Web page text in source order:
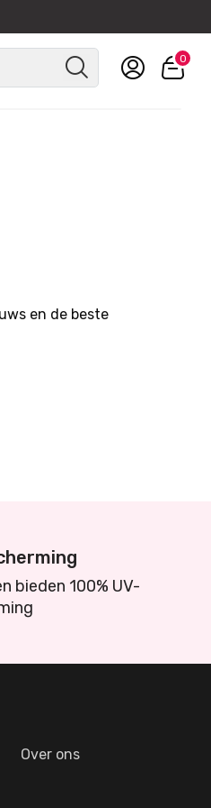
0
en de beste
bieden 100% UV-
Over ons